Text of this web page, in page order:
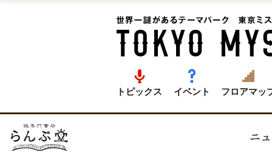
トピックス イベント フロアマッ
ニ